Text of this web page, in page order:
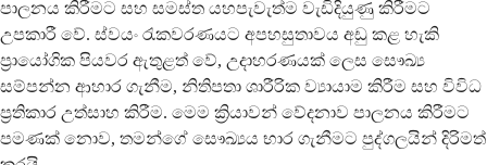
පාලනය කිරීමට සහ සමස්ත යහපැවැත්ම වැඩිදියුණු කිරීමට
උපකාරී වේ. ස්වයං රැකවරණයට අපහසුතාවය අඩු කළ හැකි
ප්‍රායෝගික පියවර ඇතුළත් වේ, උදාහරණයක් ලෙස සෞඛ්‍ය
සම්පන්න ආහාර ගැනීම, නිතිපතා ශාරීරික ව්‍යායාම කිරීම සහ විවිධ
ප්‍රතිකාර උත්සාහ කිරීම. මෙම ක්‍රියාවන් වේදනාව පාලනය කිරීමට
පමණක් නොව, තමන්ගේ සෞඛ්‍යය භාර ගැනීමට පුද්ගලයින් දිරිමත්